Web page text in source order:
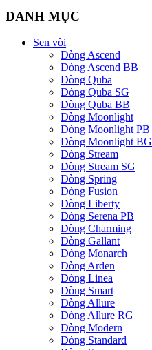
DANH MỤC
Sen vòi
Dòng Ascend
Dòng Ascend BB
Dòng Quba
Dòng Quba SG
Dòng Quba BB
Dòng Moonlight
Dòng Moonlight PB
Dòng Moonlight BG
Dòng Stream
Dòng Stream SG
Dòng Spring
Dòng Fusion
Dòng Liberty
Dòng Serena PB
Dòng Charming
Dòng Gallant
Dòng Monarch
Dòng Arden
Dòng Linea
Dòng Smart
Dòng Allure
Dòng Allure RG
Dòng Modern
Dòng Standard